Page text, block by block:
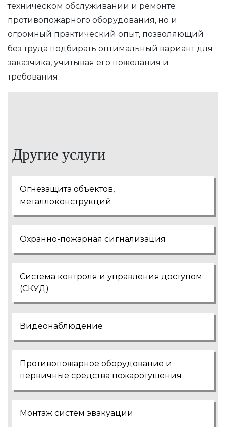
техническом обслуживании и ремонте
противопожарного оборудования, но и
огромный практический опыт, позволяющий
без труда подбирать оптимальный вариант для
заказчика, учитывая его пожелания и
требования.
Другие услуги
Огнезащита объектов,
металлоконструкций
Охранно-пожарная сигнализация
Система контроля и управления доступом
(СКУД)
Видеонаблюдение
Противопожарное оборудование и
первичные средства пожаротушения
Монтаж систем эвакуации